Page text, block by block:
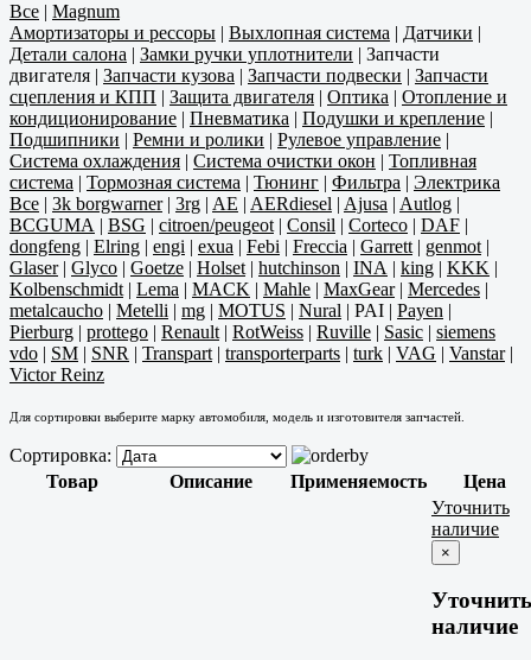
Все | Magnum
Амортизаторы и рессоры | Выхлопная система | Датчики |
Детали салона | Замки ручки уплотнители | Запчасти
двигателя | Запчасти кузова | Запчасти подвески | Запчасти
сцепления и КПП | Защита двигателя | Оптика | Отопление и
кондиционирование | Пневматика | Подушки и крепление |
Подшипники | Ремни и ролики | Рулевое управление |
Система охлаждения | Система очистки окон | Топливная
система | Тормозная система | Тюнинг | Фильтра | Электрика
Все | 3k borgwarner| 3rg | AE | AERdiesel | Ajusa | Autlog |
BCGUMA | BSG | citroen/peugeot | Consil | Corteco | DAF |
dongfeng | Elring | engi | exua | Febi | Freccia | Garrett | genmot |
Glaser| Glyco | Goetze | Holset | hutchinson | INA | king | KKK |
Kolbenschmidt | Lema | MACK | Mahle | MaxGear| Mercedes |
metalcaucho | Metelli | mg | MOTUS | Nural | PAI | Payen |
Pierburg | prottego | Renault | RotWeiss | Ruville | Sasic | siemens
vdo | SM | SNR | Transpart | transporterparts | turk | VAG | Vanstar|
Victor Reinz
Для сортировки выберите марку автомобиля, модель и изготовителя запчастей.
Сортировка:
Товар
Описание Применяемость Цена
Уточнить
наличие
×
Уточнить
наличие